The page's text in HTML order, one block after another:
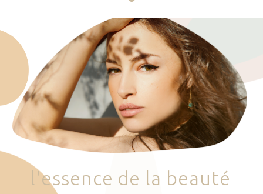
Soins
Je veux faire un bon cadeau
Plan d’accès
Prendre RDV
'essence de la beauté